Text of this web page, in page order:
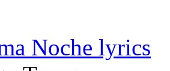
Noche lyrics